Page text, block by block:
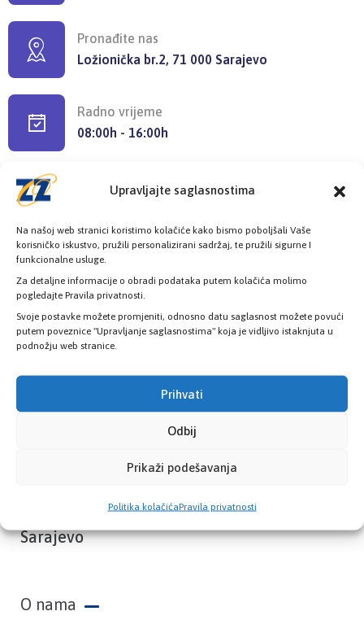
Upravljajte saglasnostima
Na našoj web stranici koristimo kolačiće kako bismo poboljšali Vaše
korisničko iskustvo, pružili personalizirani sadržaj, te pružili sigurne I
funkcionalne usluge.
Za detaljne informacije o obradi podataka putem kolačića molimo
pogledajte Pravila privatnosti.
Svoje postavke možete promjeniti, odnosno datu saglasnost možete povući
putem poveznice "Upravljanje saglasnostima" koja je vidljivo istaknjuta u
podnožju web stranice.
Prihvati
Odbij
Prikaži podešavanja
Politika kolačićaPravila privatnosti
Pronađite nas
Ložionička br.2, 71 000 Sarajevo
Radno vrijeme
08:00h - 16:00h
Provjerite status vaše elektronske
zdravstvene kartice
PROVJERITE STATUS
Zavod zdravstvenog osiguranja Kantona
Sarajevo
O nama